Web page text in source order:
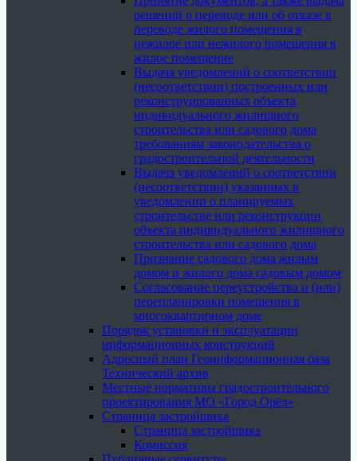
решений о переводе или об отказе в
переводе жилого помещения в
нежилое или нежилого помещения в
жилое помещение
Выдача уведомлений о соответствии
(несоответствии) построенных или
реконструированных объекта
индивидуального жилищного
строительства или садового дома
требованиям законодательства о
градостроительной деятельности
Выдача уведомлений о соответствии
(несоответствии) указанных в
уведомлении о планируемых
строительстве или реконструкции
объекта индивидуального жилищного
строительства или садового дома
Признание садового дома жилым
домом и жилого дома садовым домом
Согласование переустройства и (или)
перепланировки помещения в
многоквартирном доме
Порядок установки и эксплуатации
информационных конструкций
Адресный план Геоинформационная база
Технический архив
Местные нормативы градостроительного
проектирования МО «Город Орёл»
Страница застройщика
Страница застройщика
Комиссия